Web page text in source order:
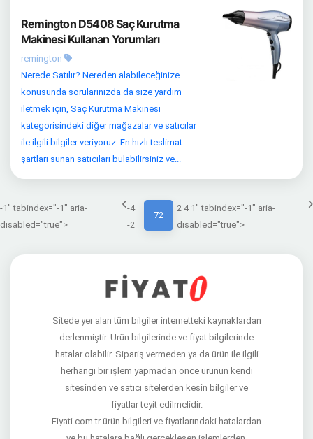
Remington D5408 Saç Kurutma
Makinesi Kullanan Yorumları
remington
Nerede Satılır? Nereden alabileceğinize
konusunda sorularınızda da size yardım
iletmek için, Saç Kurutma Makinesi
kategorisindeki diğer mağazalar ve satıcılar
ile ilgili bilgiler veriyoruz. En hızlı teslimat
şartları sunan satıcıları bulabilirsiniz ve...
-1" tabindex="-1" aria-
disabled="true">
-4
-2
72
2 4 1" tabindex="-1" aria-
disabled="true">
Sitede yer alan tüm bilgiler internetteki kaynaklardan
derlenmiştir. Ürün bilgilerinde ve fiyat bilgilerinde
hatalar olabilir. Sipariş vermeden ya da ürün ile ilgili
herhangi bir işlem yapmadan önce ürünün kendi
sitesinden ve satıcı sitelerden kesin bilgiler ve
fiyatlar teyit edilmelidir.
Fiyati.com.tr ürün bilgileri ve fiyatlarındaki hatalardan